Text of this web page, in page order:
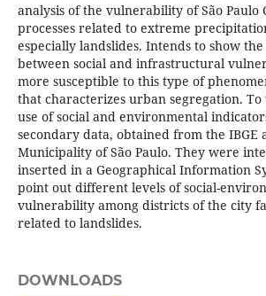
analysis of the vulnerability of São Paulo
processes related to extreme
especially landslides. Intends to show
between social and infrastructural
more susceptible to this type of
that characterizes urban segregation. To
use of social and environmental
secondary data, obtained from the IBGE
Municipality of São Paulo. They were
inserted in a Geographical Information
point out different levels of social-
vulnerability among districts of the city
related to landslides.
DOWNLOADS